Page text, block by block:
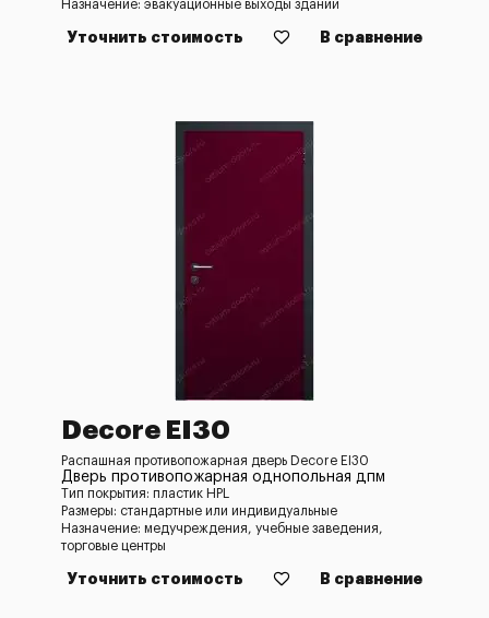
Назначение: эвакуационные выходы зданий
Уточнить стоимость В сравнение
Decore EI30
Распашная противопожарная дверь Decore EI30
Дверь противопожарная однопольная дпм
Тип покрытия: пластик HPL
Размеры: стандартные или индивидуальные
Назначение: медучреждения, учебные заведения,
торговые центры
Уточнить стоимость В сравнение